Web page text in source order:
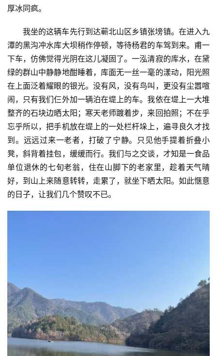
厚冰同疯。
我坐的这辆车先行到达蕲北山区乡镇张塝镇。在进入九
潭的黑沟冲水库大坝稍作停顿，等待杨君的车驾到来。甫一
下车，仿佛觉得光阴在这儿凝固了。一泓清寂的库水，在黛
绿的群山中静静地酣睡着，库面无一丝一毫的漾动，阳光照
在上面泛着耀眼的银光。没有风，没有鸟叫，更没有尘嚣喧
闹，只有我们仨外加一辆泊在堤上的车。我依在堤上一大堆
整齐的石块边晒太阳；寒天老师踱着步，来回拍照；不在乎
忘乎所以，把手机放在堤上的一处栏杆垛上，遍寻良久才找
到。远远过来一老者，打破了宁静。只见他手提着折叠小
凳，斜背着挂包，缓缓而行。我们与之交谈，才知是一食品
单位退休的七旬老翁，住在山脚下的老家里，趁着天气晴
好，到山上来随意转转，走累了，就坐下晒太阳。如此惬意
的日子，让我们几个赞叹不已。